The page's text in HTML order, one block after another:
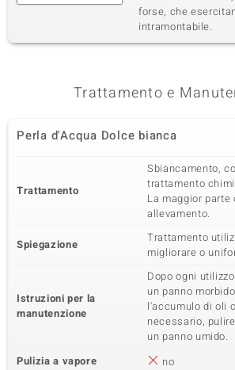
Quarta pietra preziosa
2 à 1,2
Montatura
forse, che
intramontabile.
Trattamento e
Perla d'Acqua Dolce bianca
Trattamento
Sbiancamento,
trattamento
La maggior
allevamento.
Spiegazione
Trattamento
migliorare o
Istruzioni per la
manutenzione
Dopo ogni
un panno
l'accumulo di oli
necessario,
un panno umido.
Pulizia a vapore
no